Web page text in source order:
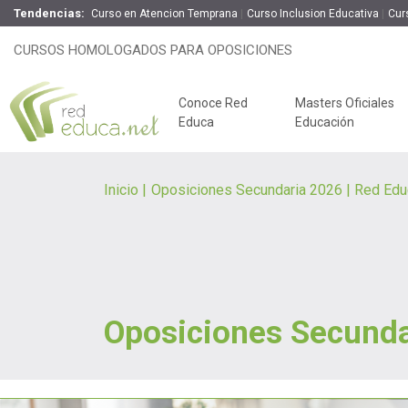
Tendencias: Curso en Atencion Temprana Curso Inclusion Educativa
CURSOS HOMOLOGADOS PARA OPOSICIONES
Conoce Red
Educa
Masters Oficiales
Educación
Claves del éxito
Inicio Oposiciones Secundaria 2026 | Red
Oposiciones